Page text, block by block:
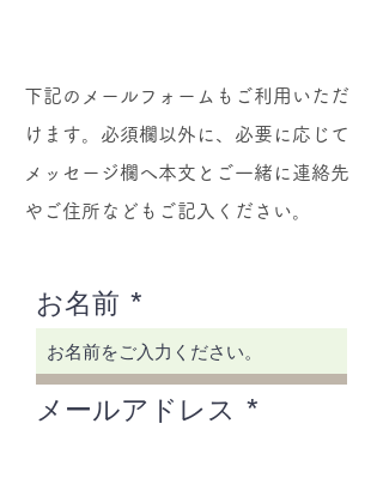
下記のメールフォームもご利用いただ
けます。​必須欄以外に、必要に応じて
メッセージ欄へ本文とご一緒に連絡先
やご住所などもご記入ください。
お名前
メールアドレス